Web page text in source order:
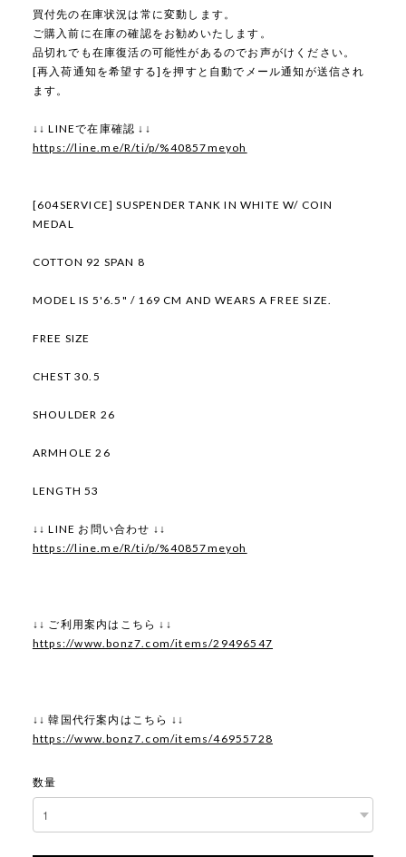
買付先の在庫状況は常に変動します。
ご購入前に在庫の確認をお勧めいたします。
品切れでも在庫復活の可能性があるのでお声がけください。
[再入荷通知を希望する]を押すと自動でメール通知が送信され
ます。
↓↓ LINEで在庫確認 ↓↓
https://line.me/R/ti/p/%40857meyoh
[604SERVICE] SUSPENDER TANK IN WHITE W/ COIN
MEDAL
COTTON 92 SPAN 8
MODEL IS 5'6.5" / 169 CM AND WEARS A FREE SIZE.
FREE SIZE
CHEST 30.5
SHOULDER 26
ARMHOLE 26
LENGTH 53
↓↓ LINE お問い合わせ ↓↓
https://line.me/R/ti/p/%40857meyoh
↓↓ ご利用案内はこちら ↓↓
https://www.bonz7.com/items/29496547
↓↓ 韓国代行案内はこちら ↓↓
https://www.bonz7.com/items/46955728
数量